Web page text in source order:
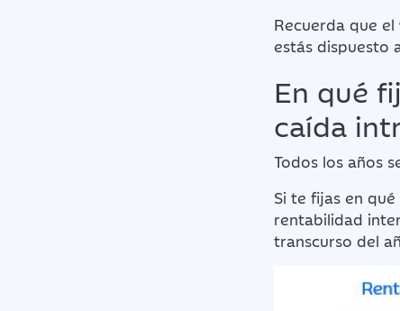
Recuerda que el
estás dispuesto
En qué
caída
Todos los años
Si te fijas en
rentabilidad
transcurso del